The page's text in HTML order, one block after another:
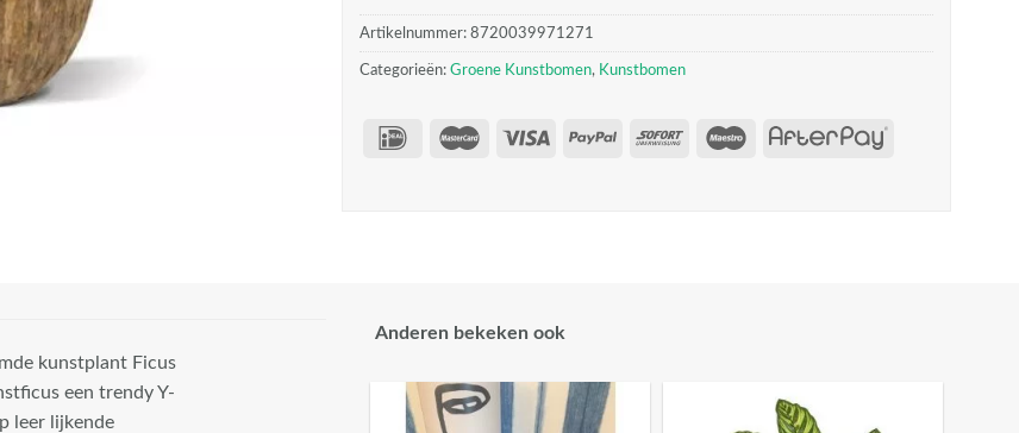
Artikelnummer: 8720039971271
Categorieën: Groene Kunstbomen, Kunstbomen
kunstplant Ficus
een trendy Y-
leer lijkende
Anderen bekeken ook